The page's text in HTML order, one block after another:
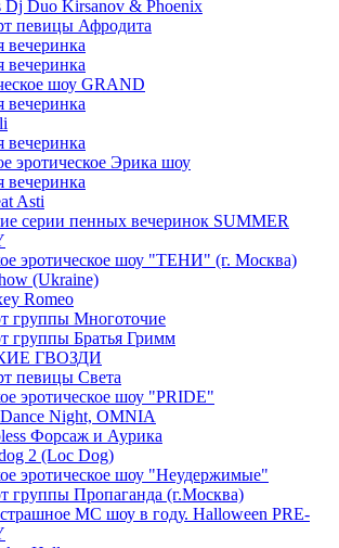
Dj Duo Kirsanov & Phoenix
певицы Афродита
вечеринка
вечеринка
шоу GRAND
вечеринка
вечеринка
эротическое Эрика шоу
вечеринка
Asti
серии пенных вечеринок SUMMER
эротическое шоу "ТЕНИ" (г. Москва)
(Ukraine)
Romeo
группы Многоточие
группы Братья Гримм
ГВОЗДИ
певицы Света
эротическое шоу "PRIDE"
Night, OMNIA
Форсаж и Аурика
2 (Loc Dog)
эротическое шоу "Неудержимые"
группы Пропаганда (г.Москва)
МС шоу в году. Halloween PRE-